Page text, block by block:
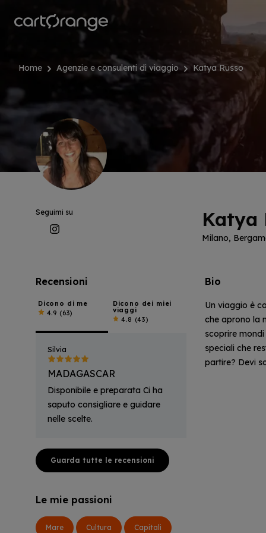
contenuto
Home Agenzie e consulenti di viaggio Katya Russo
Seguimi su Katya
Milano,
Recensioni
Dicono di me
4.9 (63)
Dicono dei miei
viaggi
4.8 (43)
Silvia
MADAGASCAR
Disponibile e preparata Ci ha
saputo consigliare e guidare
nelle scelte.
Guarda tutte le recensioni
Le mie passioni
Mare Cultura Capitali
Bio
Un viaggio è
che aprono la
scoprire
speciali che
partire? Devi